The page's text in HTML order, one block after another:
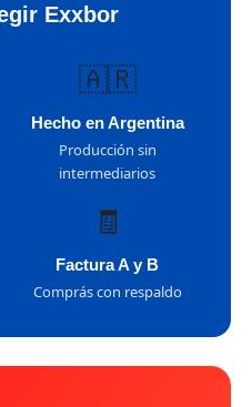
Exxbor
🇦🇷
Hecho en Argentina
Producción sin
intermediarios
🧾
Factura A y B
Comprás con respaldo